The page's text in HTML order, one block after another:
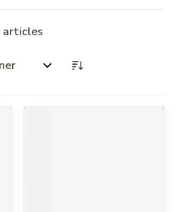
articles